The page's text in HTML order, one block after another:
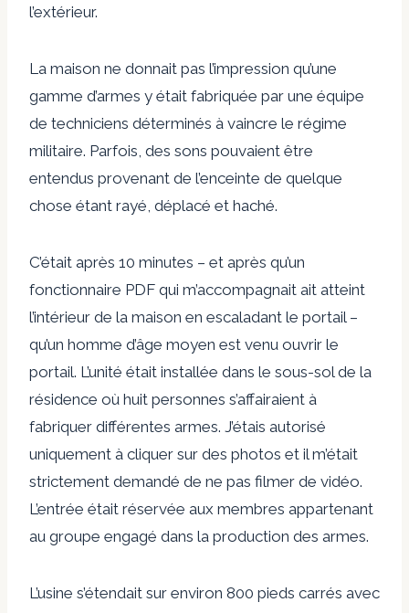
l’extérieur.
La maison ne donnait pas l’impression qu’une
gamme d’armes y était fabriquée par une équipe
de techniciens déterminés à vaincre le régime
militaire. Parfois, des sons pouvaient être
entendus provenant de l’enceinte de quelque
chose étant rayé, déplacé et haché.
C’était après 10 minutes – et après qu’un
fonctionnaire PDF qui m’accompagnait ait atteint
l’intérieur de la maison en escaladant le portail –
qu’un homme d’âge moyen est venu ouvrir le
portail. L’unité était installée dans le sous-sol de la
résidence où huit personnes s’affairaient à
fabriquer différentes armes. J’étais autorisé
uniquement à cliquer sur des photos et il m’était
strictement demandé de ne pas filmer de vidéo.
L’entrée était réservée aux membres appartenant
au groupe engagé dans la production des armes.
L’usine s’étendait sur environ 800 pieds carrés avec